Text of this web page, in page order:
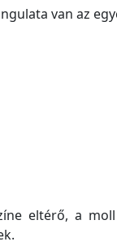
van az
eltérő, a